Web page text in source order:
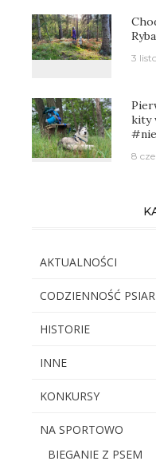
3
kity
8
AKTUALNOŚCI
CODZIENNOŚĆ
HISTORIE
INNE
KONKURSY
NA SPORTOWO
BIEGANIE Z PSEM